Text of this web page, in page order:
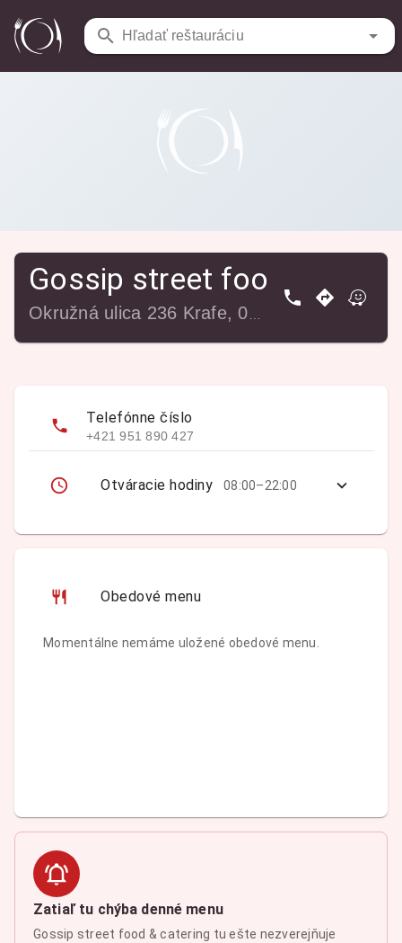
Hľadať reštauráciu
Reštaurácie / Gossip street food & catering
Gossip street food &
Telefónne číslo
+421 951 890 427
Otváracie hodiny 08:00–22:00
Obedové menu
Momentálne nemáme uložené obedové menu.
Zatiaľ tu chýba denné menu
Gossip street food & catering tu ešte nezverejňuje